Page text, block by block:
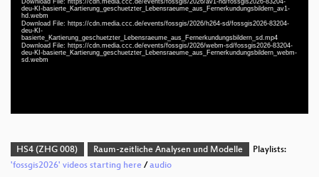
deu-KI-basierte_Kartierung_geschuetzter_Lebensraeume_aus_Fernerkundungsbildern_av1-
hd.webm
Download File: https://cdn.media.ccc.de/events/fossgis/2026/h264-sd/fossgis2026-83204-
deu-KI-
basierte_Kartierung_geschuetzter_Lebensraeume_aus_Fernerkundungsbildern_sd.mp4
Download File: https://cdn.media.ccc.de/events/fossgis/2026/webm-sd/fossgis2026-83204-
deu-KI-basierte_Kartierung_geschuetzter_Lebensraeume_aus_Fernerkundungsbildern_webm-
sd.webm
deu 1080p (webm)
deu 576p (mp4)
HS4 (ZHG 008) Raum-zeitliche Analysen und Modelle
Playlists:
'fossgis2026' videos starting here /audio